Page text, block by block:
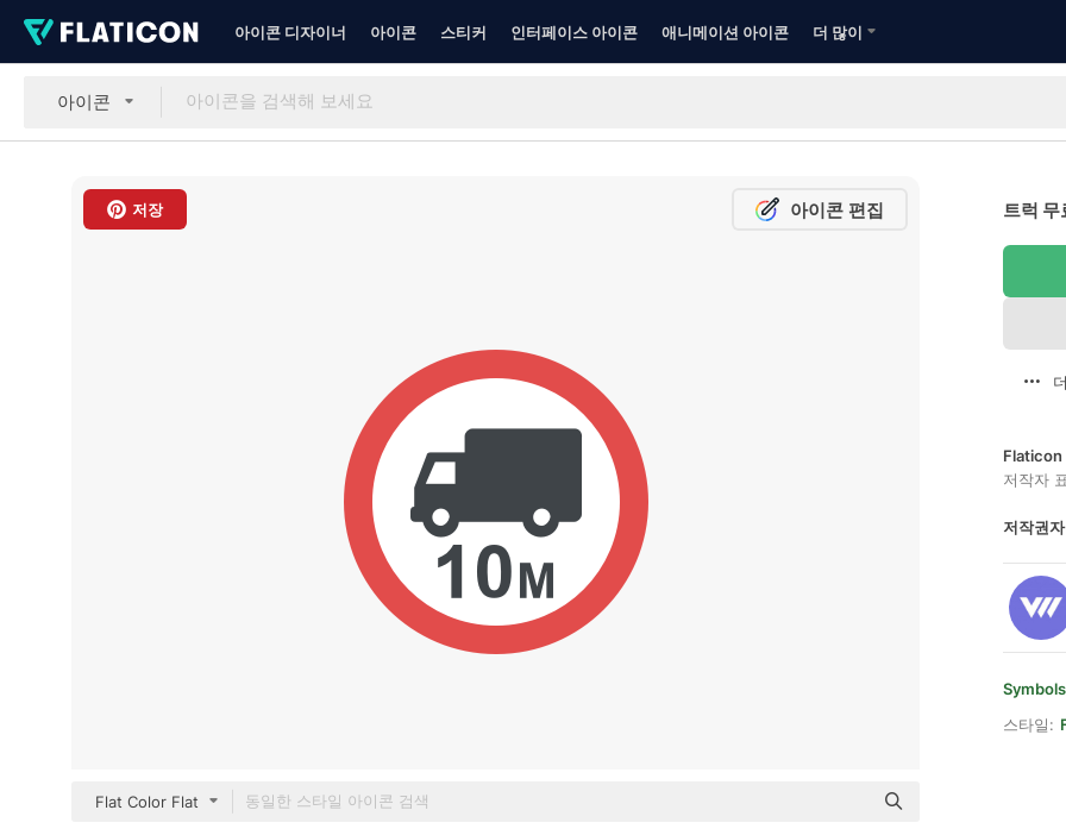
아이콘 디자이너 아이콘 스티커 인터페이스 아이콘 애니메이션 아이콘 더 많이
아이콘
저장 아이콘 편집
Flat Color Flat
트럭 무
Flaticon
저작자
저작권
Symbols
스타일: